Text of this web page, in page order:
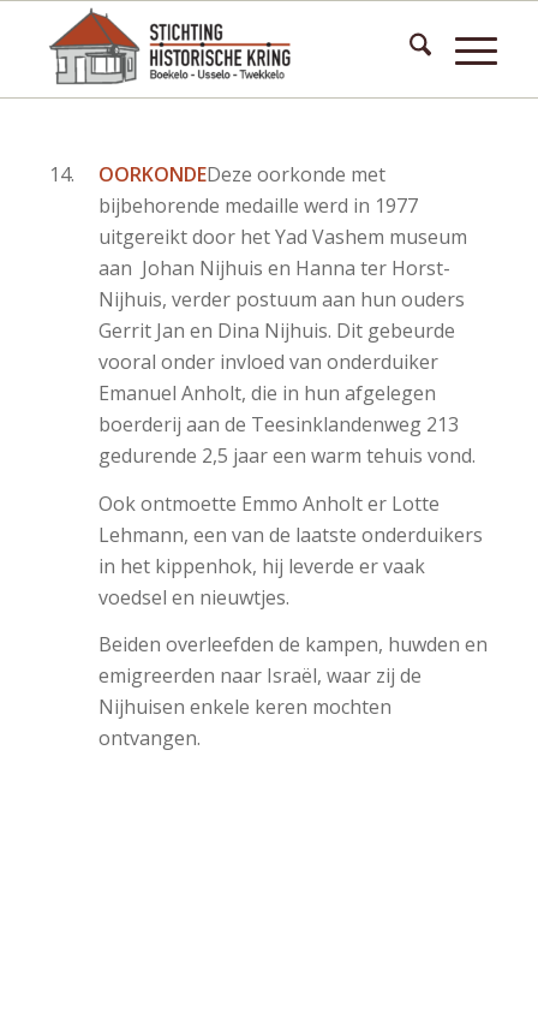
OORKONDEDeze oorkonde met
bijbehorende medaille werd in 1977
uitgereikt door het Yad Vashem museum
aan Johan Nijhuis en Hanna ter Horst-
Nijhuis, verder postuum aan hun ouders
Gerrit Jan en Dina Nijhuis. Dit gebeurde
vooral onder invloed van onderduiker
Emanuel Anholt, die in hun afgelegen
boerderij aan de Teesinklandenweg 213
gedurende 2,5 jaar een warm tehuis vond.
Ook ontmoette Emmo Anholt er Lotte
Lehmann, een van de laatste onderduikers
in het kippenhok, hij leverde er vaak
voedsel en nieuwtjes.
Beiden overleefden de kampen, huwden en
emigreerden naar Israël, waar zij de
Nijhuisen enkele keren mochten
ontvangen.